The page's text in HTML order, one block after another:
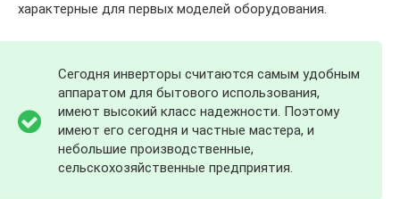
характерные для первых моделей оборудования.
Сегодня инверторы считаются самым удобным
аппаратом для бытового использования,
имеют высокий класс надежности. Поэтому
имеют его сегодня и частные мастера, и
небольшие производственные,
сельскохозяйственные предприятия.